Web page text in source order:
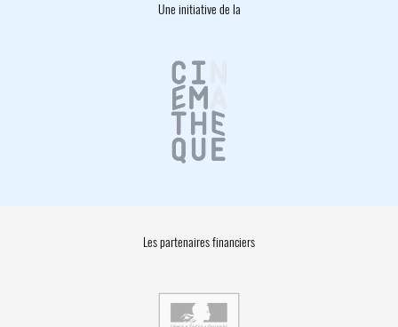
Une initiative de la
Les partenaires financiers